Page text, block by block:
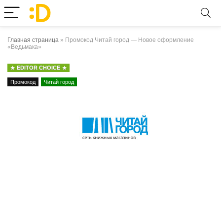
Главная страница » Промокод Читай город — Новое оформление
«Ведьмака»
EDITOR CHOICE
Промокод Читай город